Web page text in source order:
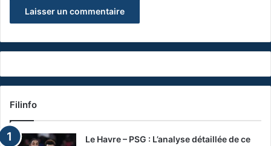
Filinfo
Le Havre – PSG : L’analyse détaillée de ce